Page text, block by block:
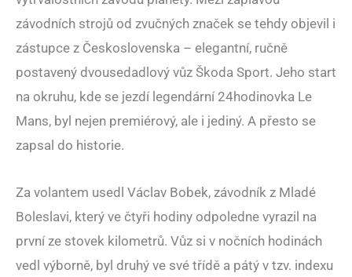
závodních strojů od zvučných značek se tehdy objevil i
zástupce z Československa – elegantní, ručně
postavený dvousedadlový vůz Škoda Sport. Jeho start
na okruhu, kde se jezdí legendární 24hodinovka Le
Mans, byl nejen premiérový, ale i jediný. A přesto se
zapsal do historie.
Za volantem usedl Václav Bobek, závodník z Mladé
Boleslavi, který ve čtyři hodiny odpoledne vyrazil na
první ze stovek kilometrů. Vůz si v nočních hodinách
vedl výborně, byl druhý ve své třídě a pátý v tzv. indexu